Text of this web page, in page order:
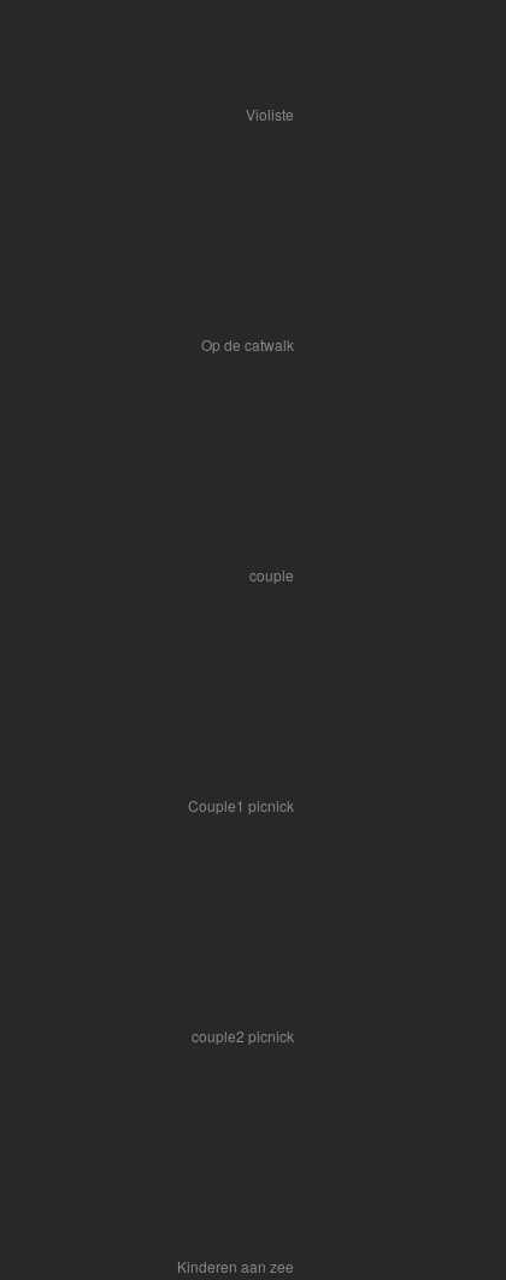
Violiste
Op de catwalk
couple
Couple1 picnick
couple2 picnick
Kinderen aan zee